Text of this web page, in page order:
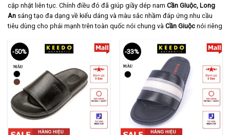
cập nhật liên tục. Chính điều đó đã giúp giầy dép nam Cần GIuộc, Long
An sáng tạo đa dạng về kiểu dáng và màu sắc nhầm đáp ứng nhu cầu
tiêu dùng cho phái mạnh trên toàn quốc nói chung và Cần Giuộc nói riêng
-50% -33%